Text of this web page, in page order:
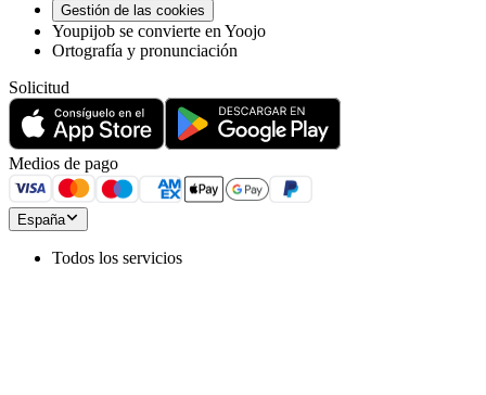
Gestión de las cookies
Youpijob se convierte en Yoojo
Ortografía y pronunciación
Solicitud
Medios de pago
España
Todos los servicios